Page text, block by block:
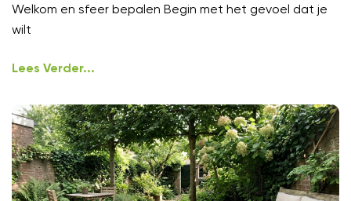
Welkom en sfeer bepalen Begin met het gevoel dat je
wilt
Lees Verder...